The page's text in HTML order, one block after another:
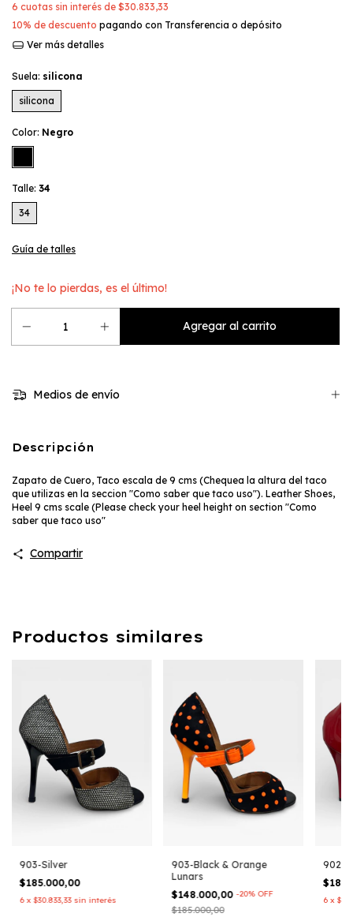
6 cuotas sin interés de $30.833,33
10% de descuento pagando con Transferencia o depósito
Ver más detalles
Suela: silicona
silicona
Color: Negro
Talle: 34
34
Guía de talles
¡No te lo pierdas, es el último!
Medios de envío
Descripción
Zapato de Cuero, Taco escala de 9 cms (Chequea la altura del taco
que utilizas en la seccion "Como saber que taco uso"). Leather Shoes,
Heel 9 cms scale (Please check your heel height on section "Como
saber que taco uso"
Compartir
Productos similares
903-Silver
$185.000,00
6 x$30.833,33 sin interés
903-Black & Orange
Lunars
$148.000,00-20% OFF
$185.000,00
902-
6 x